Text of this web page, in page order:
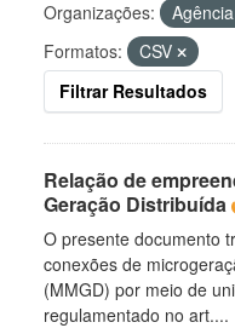
Organizações:
Formatos:
CSV
Filtrar Resultados
Relação de
Geração Distribuída
O presente documento
conexões de
(MMGD) por meio de
regulamentado no art....